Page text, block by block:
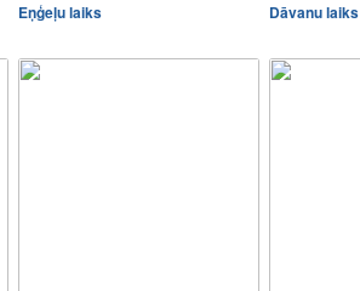
Eņģeļu laiks Dāvanu laiks